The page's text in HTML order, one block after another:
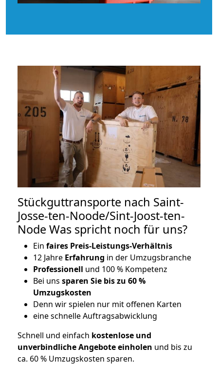
Stückguttransporte nach Saint-
Josse-ten-Noode/Sint-Joost-ten-
Node Was spricht noch für uns?
Ein faires Preis-Leistungs-Verhältnis
12 Jahre Erfahrung in der Umzugsbranche
Professionell und 100 % Kompetenz
Bei uns sparen Sie bis zu 60 %
Umzugskosten
Denn wir spielen nur mit offenen Karten
eine schnelle Auftragsabwicklung
Schnell und einfach kostenlose und
unverbindliche Angebote einholen und bis zu
ca. 60 % Umzugskosten sparen.